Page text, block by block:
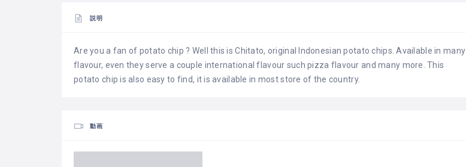
説明
Are you a fan of potato chip ? Well this is Chitato, original Indonesian potato chips. Available in many
flavour, even they serve a couple international flavour such pizza flavour and many more. This
potato chip is also easy to find, it is available in most store of the country.
動画